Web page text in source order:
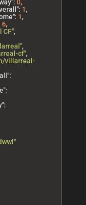
: 0,
: 1,
: 1,
6,
CF",
,
cf",
villarreal-
:
:
: